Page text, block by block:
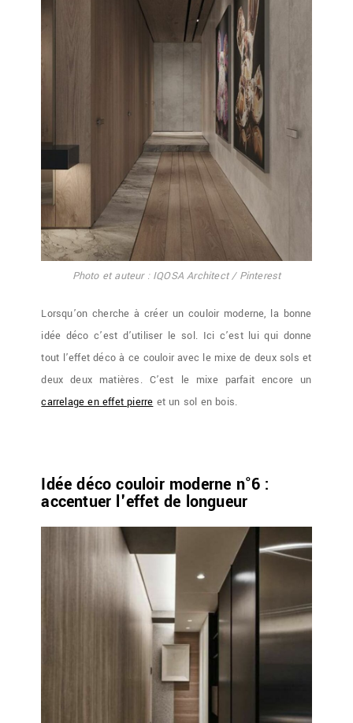
Photo et auteur : IQOSA Architect / Pinterest
Lorsqu’on cherche à créer un couloir moderne, la bonne
idée déco c’est d’utiliser le sol. Ici c’est lui qui donne
tout l’effet déco à ce couloir avec le mixe de deux sols et
deux deux matières. C’est le mixe parfait encore un
carrelage en effet pierre et un sol en bois.
Idée déco couloir moderne n°6 :
accentuer l'effet de longueur